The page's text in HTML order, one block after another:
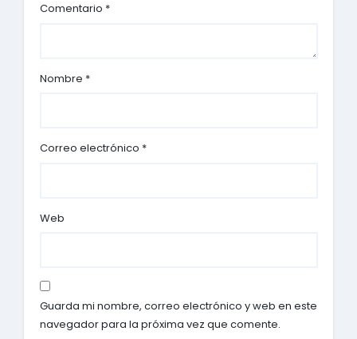
Comentario *
Nombre *
Correo electrónico *
Web
Guarda mi nombre, correo electrónico y web en este
navegador para la próxima vez que comente.